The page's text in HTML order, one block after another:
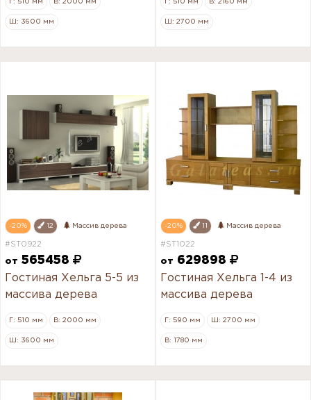
Г: 510 мм В: 2000 мм
Ш: 3600 мм
Г: 510 мм В: 2160 мм
Ш: 2700 мм
-20% 12 Массив дерева
#ST0922
от 565458
Гостиная Хельга 5-5 из
массива дерева
Г: 510 мм В: 2000 мм
Ш: 3600 мм
-20% 11 Массив дерева
#ST1022
от
629898
Гостиная Хельга 1-4 из
массива дерева
Г: 590 мм Ш: 2700 мм
В: 1780 мм